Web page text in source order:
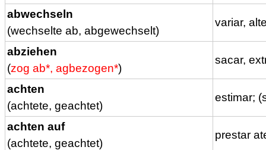
abwechseln
(wechselte ab, abgewechselt)
variar,
abziehen
(zog ab*, agbezogen*)
sacar,
achten
(achtete, geachtet)
estimar;
achten auf
(achtete, geachtet)
prestar